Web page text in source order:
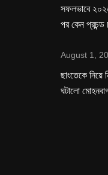
সফলভাবে
পর কেন প্রচন্ড
August 1,
ছাংতেকে নিয়ে
ঘটালো